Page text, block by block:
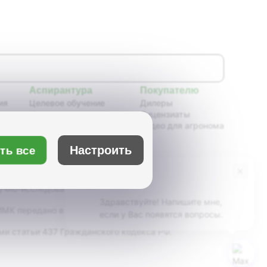
Аспирантура
Целевое обучение
Новости аспирантуры
Портфолио аспирантов
Расписание
Учебно-методическое
обеспечение
Покупателю
Дилеры
Лицензиаты
Видео для агронома
исследовательский институт масличных
все Настроить